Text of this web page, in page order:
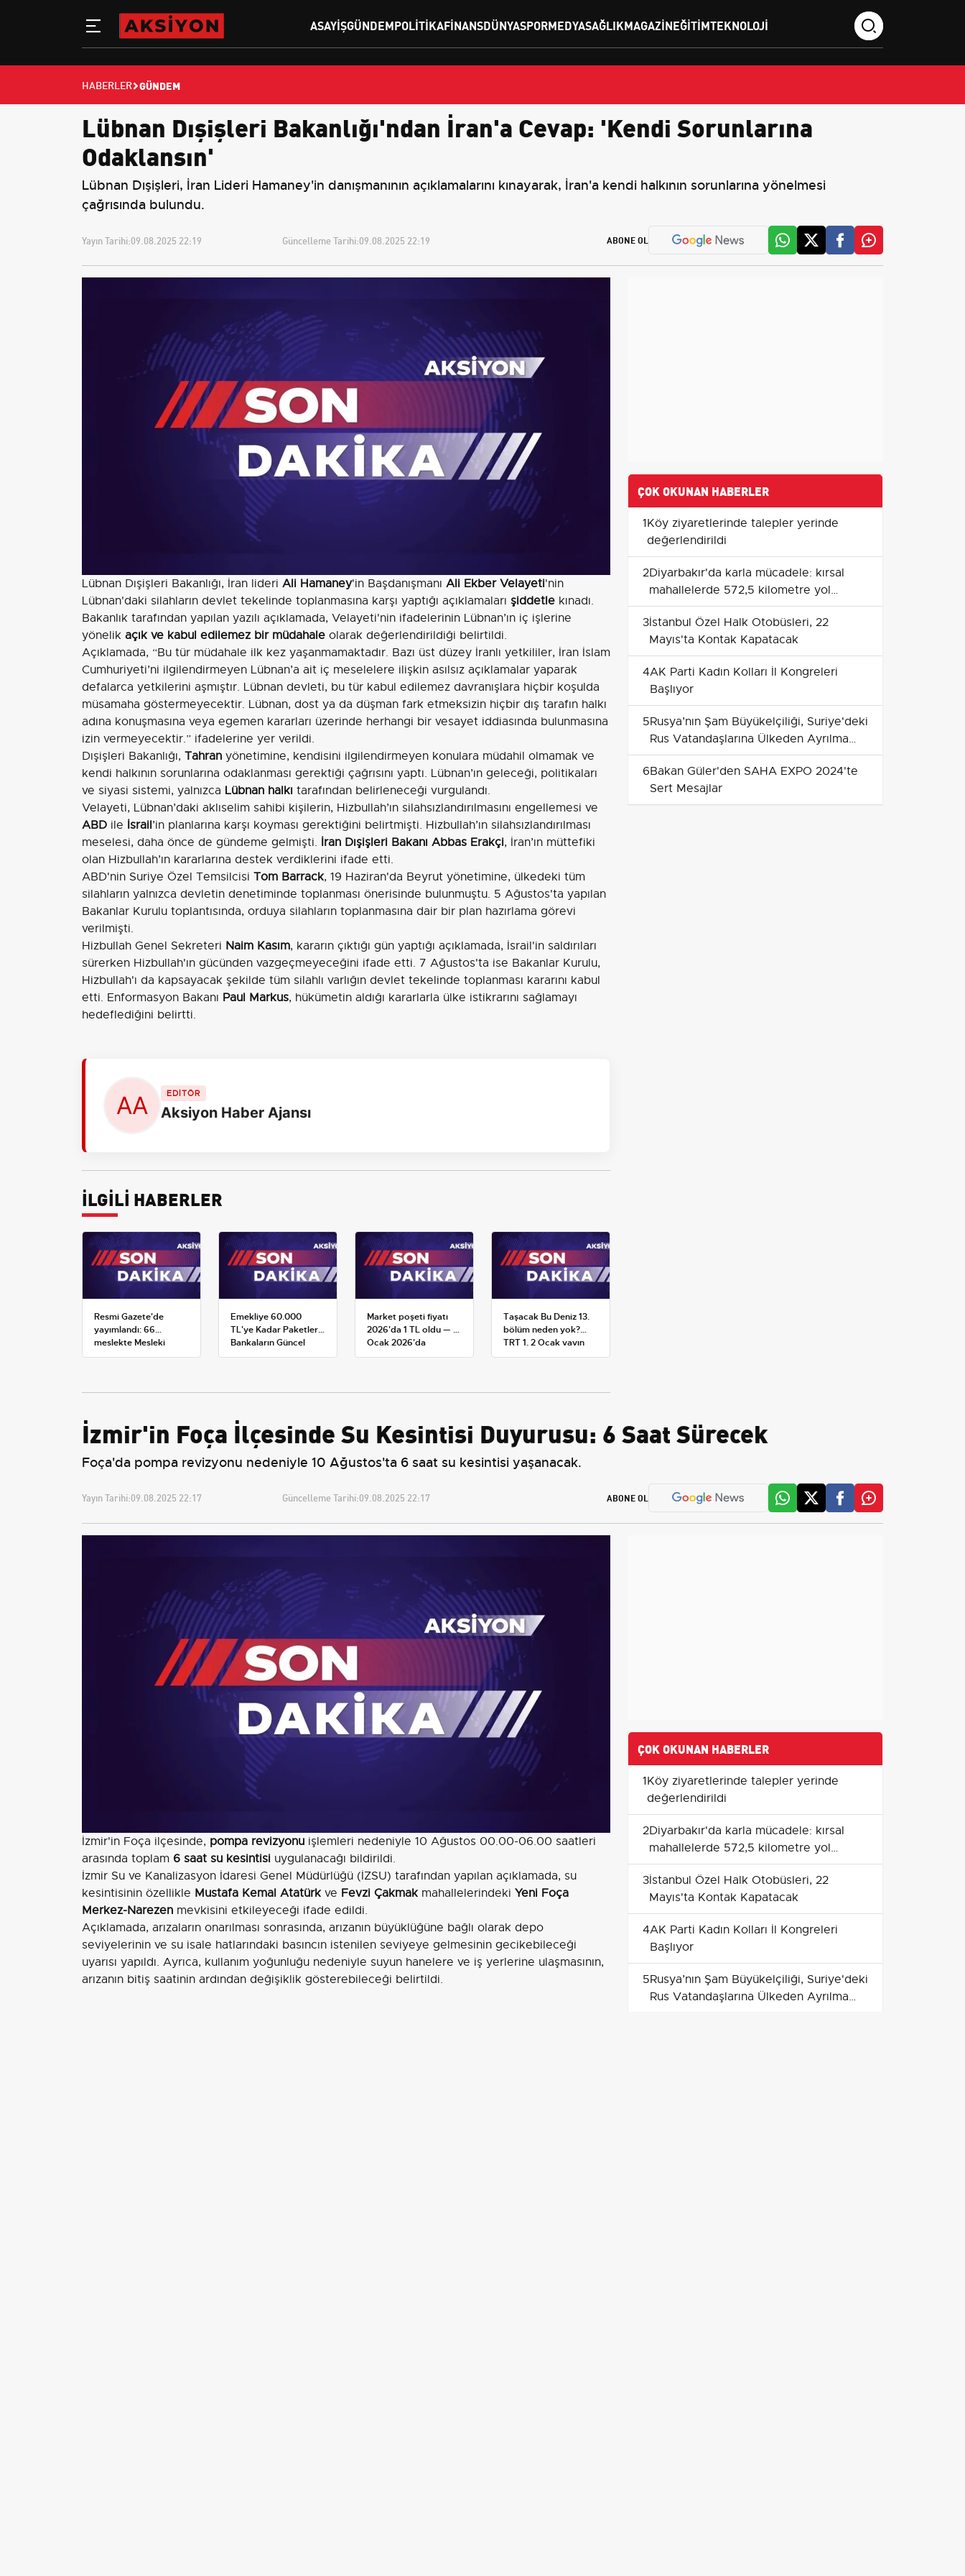
ASAYIŞGÜNDEMPOLITIKAFINANSDÜNYASPORMEDYASAĞLIKMAGAZINEĞITIMTEKNOLOJI
HABERLER GÜNDEM
Lübnan Dışişleri Bakanlığı'ndan İran'a Cevap: 'Kendi Sorunlarına
Odaklansın'
Lübnan Dışişleri, İran Lideri Hamaney'in danışmanının açıklamalarını kınayarak, İran'a kendi halkının sorunlarına yönelmesi
çağrısında bulundu.
Yayın Tarihi:09.08.2025 22:19 Güncelleme Tarihi:09.08.2025 22:19 ABONE OL
Lübnan Dışişleri Bakanlığı, İran lideri Ali Hamaney'in Başdanışmanı Ali Ekber Velayeti'nin
Lübnan'daki silahların devlet tekelinde toplanmasına karşı yaptığı açıklamaları şiddetle kınadı.
Bakanlık tarafından yapılan yazılı açıklamada, Velayeti'nin ifadelerinin Lübnan’ın iç işlerine
yönelik açık ve kabul edilemez bir müdahale olarak değerlendirildiği belirtildi.
Açıklamada, “Bu tür müdahale ilk kez yaşanmamaktadır. Bazı üst düzey İranlı yetkililer, İran İslam
Cumhuriyeti’ni ilgilendirmeyen Lübnan’a ait iç meselelere ilişkin asılsız açıklamalar yaparak
defalarca yetkilerini aşmıştır. Lübnan devleti, bu tür kabul edilemez davranışlara hiçbir koşulda
müsamaha göstermeyecektir. Lübnan, dost ya da düşman fark etmeksizin hiçbir dış tarafın halkı
adına konuşmasına veya egemen kararları üzerinde herhangi bir vesayet iddiasında bulunmasına
izin vermeyecektir.” ifadelerine yer verildi.
Dışişleri Bakanlığı, Tahran yönetimine, kendisini ilgilendirmeyen konulara müdahil olmamak ve
kendi halkının sorunlarına odaklanması gerektiği çağrısını yaptı. Lübnan’ın geleceği, politikaları
ve siyasi sistemi, yalnızca Lübnan halkı tarafından belirleneceği vurgulandı.
Velayeti, Lübnan’daki aklıselim sahibi kişilerin, Hizbullah’ın silahsızlandırılmasını engellemesi ve
ABD ile İsrail’in planlarına karşı koyması gerektiğini belirtmişti. Hizbullah’ın silahsızlandırılması
meselesi, daha önce de gündeme gelmişti. İran Dışişleri Bakanı Abbas Erakçi, İran’ın müttefiki
olan Hizbullah’ın kararlarına destek verdiklerini ifade etti.
ABD'nin Suriye Özel Temsilcisi Tom Barrack, 19 Haziran'da Beyrut yönetimine, ülkedeki tüm
silahların yalnızca devletin denetiminde toplanması önerisinde bulunmuştu. 5 Ağustos'ta yapılan
Bakanlar Kurulu toplantısında, orduya silahların toplanmasına dair bir plan hazırlama görevi
verilmişti.
Hizbullah Genel Sekreteri Naim Kasım, kararın çıktığı gün yaptığı açıklamada, İsrail'in saldırıları
sürerken Hizbullah'ın gücünden vazgeçmeyeceğini ifade etti. 7 Ağustos'ta ise Bakanlar Kurulu,
Hizbullah'ı da kapsayacak şekilde tüm silahlı varlığın devlet tekelinde toplanması kararını kabul
etti. Enformasyon Bakanı Paul Markus, hükümetin aldığı kararlarla ülke istikrarını sağlamayı
hedeflediğini belirtti.
EDİTÖR
Aksiyon Haber Ajansı
İLGİLİ HABERLER
Resmi Gazete'de
yayımlandı: 66
meslekte Mesleki
Yeterlilik Belgesi
Emekliye 60.000
TL'ye Kadar Paketler:
Bankaların Güncel
Promosyon ve Ek
Market poşeti fiyatı
2026'da 1 TL oldu — 1
Ocak 2026'da
yürürlüğe giren tarife
Taşacak Bu Deniz 13.
bölüm neden yok?
TRT 1, 2 Ocak yayın
planını değiştirdi
ÇOK OKUNAN HABERLER
1Köy ziyaretlerinde talepler yerinde
değerlendirildi
2Diyarbakır'da karla mücadele: kırsal
mahallelerde 572,5 kilometre yol
ulaşıma açıldı
3İstanbul Özel Halk Otobüsleri, 22
Mayıs'ta Kontak Kapatacak
4AK Parti Kadın Kolları İl Kongreleri
Başlıyor
5Rusya’nın Şam Büyükelçiliği, Suriye'deki
Rus Vatandaşlarına Ülkeden Ayrılma
İmkanını Hatırlatıyor
6Bakan Güler'den SAHA EXPO 2024'te
Sert Mesajlar
İzmir'in Foça İlçesinde Su Kesintisi Duyurusu: 6 Saat Sürecek
Foça'da pompa revizyonu nedeniyle 10 Ağustos'ta 6 saat su kesintisi yaşanacak.
Yayın Tarihi:09.08.2025 22:17 Güncelleme Tarihi:09.08.2025 22:17 ABONE OL
İzmir'in Foça ilçesinde, pompa revizyonu işlemleri nedeniyle 10 Ağustos 00.00-06.00 saatleri
arasında toplam 6 saat su kesintisi uygulanacağı bildirildi.
İzmir Su ve Kanalizasyon İdaresi Genel Müdürlüğü (İZSU) tarafından yapılan açıklamada, su
kesintisinin özellikle Mustafa Kemal Atatürkve Fevzi Çakmakmahallelerindeki Yeni Foça
Merkez-Narezen mevkisini etkileyeceği ifade edildi.
Açıklamada, arızaların onarılması sonrasında, arızanın büyüklüğüne bağlı olarak depo
seviyelerinin ve su isale hatlarındaki basıncın istenilen seviyeye gelmesinin gecikebileceği
uyarısı yapıldı. Ayrıca, kullanım yoğunluğu nedeniyle suyun hanelere ve iş yerlerine ulaşmasının,
arızanın bitiş saatinin ardından değişiklik gösterebileceği belirtildi.
ÇOK OKUNAN HABERLER
1Köy ziyaretlerinde talepler yerinde
değerlendirildi
2Diyarbakır'da karla mücadele: kırsal
mahallelerde 572,5 kilometre yol
ulaşıma açıldı
3İstanbul Özel Halk Otobüsleri, 22
Mayıs'ta Kontak Kapatacak
4AK Parti Kadın Kolları İl Kongreleri
Başlıyor
5Rusya’nın Şam Büyükelçiliği, Suriye'deki
Rus Vatandaşlarına Ülkeden Ayrılma